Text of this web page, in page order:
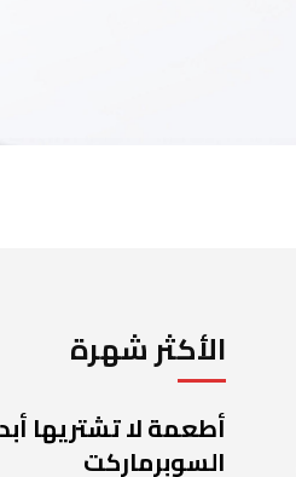
الأكثر شهرة
أطعمة لا تشتريها
السوبرماركت